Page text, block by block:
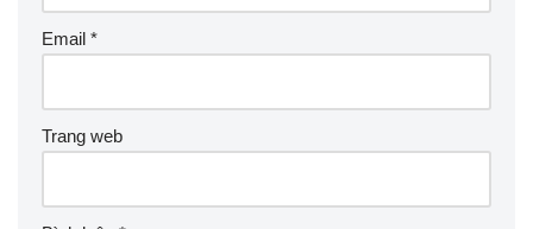
Email *
Trang web